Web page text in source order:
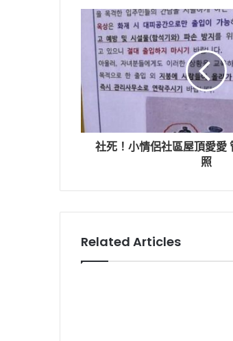
社死！小情侶社區屋頂愛愛
照
Related Articles